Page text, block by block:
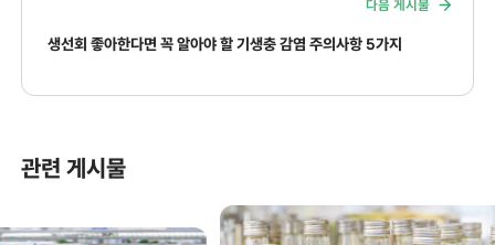
다음 게시물
생선회 좋아한다면 꼭 알아야 할 기생충 감염 주의사항 5가지
관련 게시물